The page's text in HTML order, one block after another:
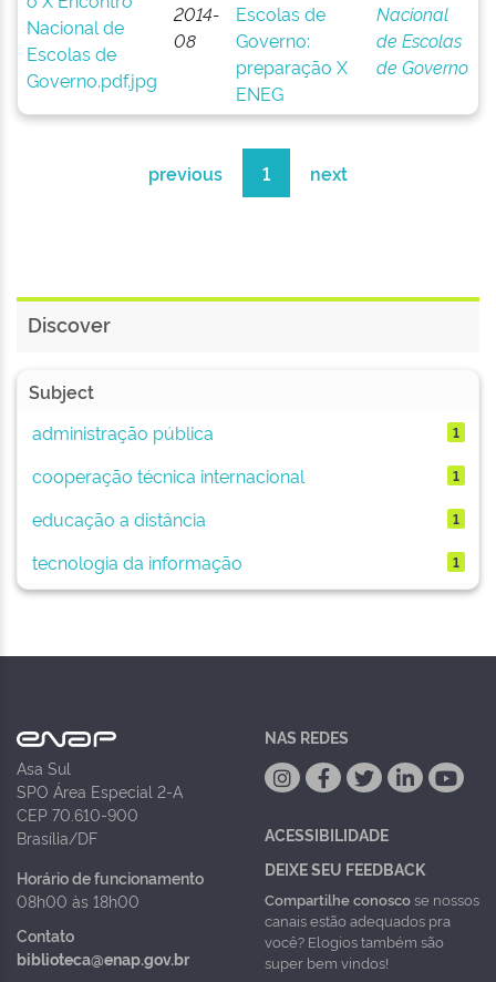
2014-
08
Escolas de
Governo:
preparação X
ENEG
Nacional
de Escolas
de Governo
previous 1 next
Discover
Subject
administração pública
1
cooperação técnica internacional 1
educação a distância 1
tecnologia da informação 1
Asa Sul
SPO Área Especial 2-A
CEP 70.610-900
Brasília/DF
Horário de funcionamento
08h00 às 18h00
Contato
biblioteca@enap.gov.br
NAS REDES
ACESSIBILIDADE
DEIXE SEU FEEDBACK
Compartilhe conoscose nossos
canais estão adequados pra
você? Elogios também são
super bem vindos!